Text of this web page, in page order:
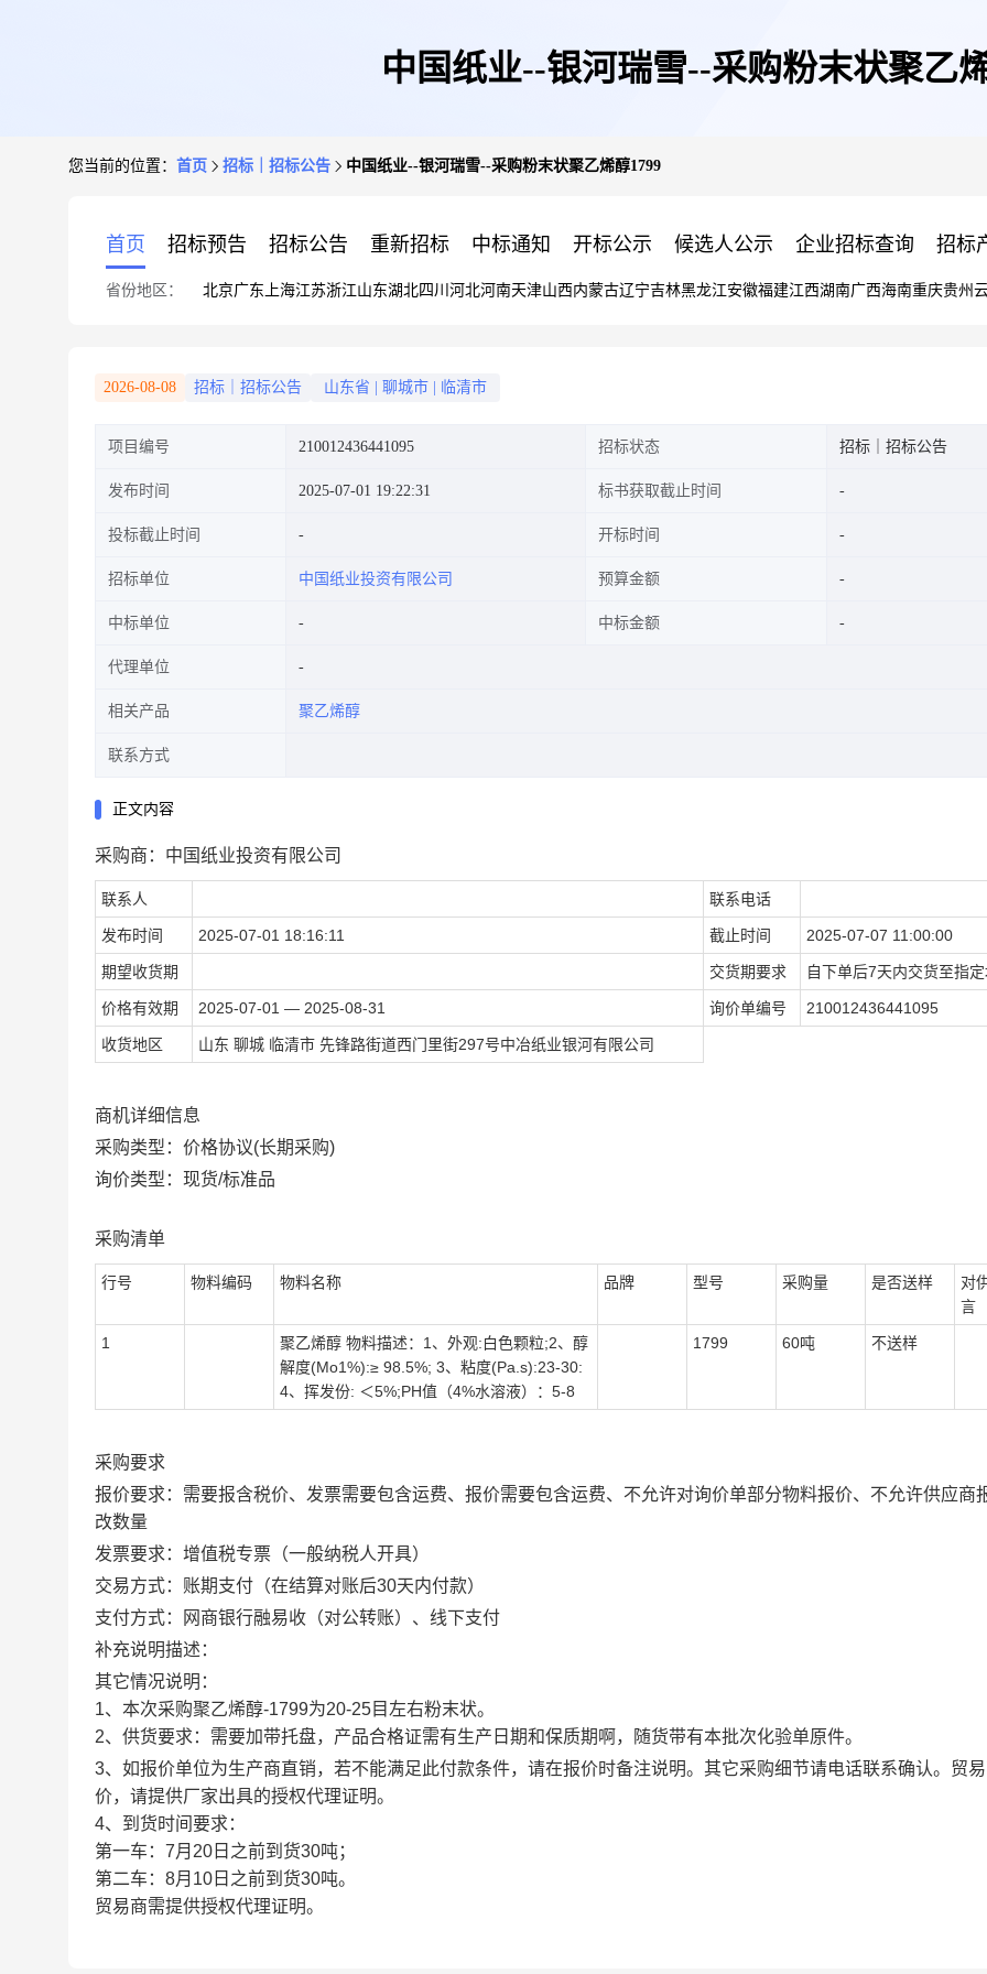
中国纸业--银河瑞雪--采购粉末状聚乙
您当前的位置： 首页 招标｜招标公告 中国纸业--银河瑞雪--采购粉末状聚乙烯醇1799
首页 招标预告 招标公告 重新招标 中标通知 开标公示 候选人公示 企业招标查询 招标
省份地区： 北京广东 上海江苏浙江山东湖北四川 河北河南天津山西内蒙古辽宁吉林黑龙江安徽福建江西湖南广西海南重庆贵州
2026-08-08 招标｜招标公告 山东省 聊城市 临清市
项目编号 210012436441095 招标状态 招标｜招标公告
发布时间 2025-07-01 19:22:31 标书获取截止时间
投标截止时间 开标时间
招标单位 中国纸业投资有限公司 预算金额
中标单位 中标金额
代理单位
相关产品 聚乙烯醇
联系方式
正文内容
采购商：中国纸业投资有限公司
联系人 联系电话
发布时间 2025-07-01 18:16:11 截止时间 2025-07-07 11:00:00
期望收货期 交货期要求 自下单后7天内交货至指
价格有效期 2025-07-01 — 2025-08-31 询价单编号 210012436441095
收货地区 山东 聊城 临清市 先锋路街道西门里街297号中冶纸业银河有限公司
商机详细信息
采购类型：价格协议(长期采购)
询价类型：现货/标准品
采购清单
行号 物料编码 物料名称 品牌 型号 采购量 是否送样
对
言
1
聚乙烯醇 物料描述：1、外观:白色颗粒;2、醇
解度(Mo1%):≥ 98.5%; 3、粘度(Pa.s):23-30:
4、挥发份: ＜5%;PH值（4%水溶液）：5-8
1799 60吨 不送样
采购要求
报价要求：需要报含税价、发票需要包含运费、报价需要包含运费、不允许对询价单部分物料报价、不允许供应商
改数量
发票要求：增值税专票（一般纳税人开具）
交易方式：账期支付（在结算对账后30天内付款）
支付方式：网商银行融易收（对公转账）、线下支付
补充说明描述：
其它情况说明：
1、本次采购聚乙烯醇-1799为20-25目左右粉末状。
2、供货要求：需要加带托盘，产品合格证需有生产日期和保质期啊，随货带有本批次化验单原件。
3、如报价单位为生产商直销，若不能满足此付款条件，请在报价时备注说明。其它采购细节请电话联系确认。贸
价，请提供厂家出具的授权代理证明。
4、到货时间要求：
第一车：7月20日之前到货30吨；
第二车：8月10日之前到货30吨。
贸易商需提供授权代理证明。